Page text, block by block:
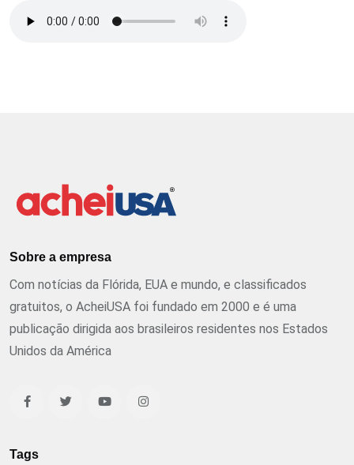
Sobre a empresa
Com notícias da Flórida, EUA e mundo, e classificados
gratuitos, o AcheiUSA foi fundado em 2000 e é uma
publicação dirigida aos brasileiros residentes nos Estados
Unidos da América
Tags